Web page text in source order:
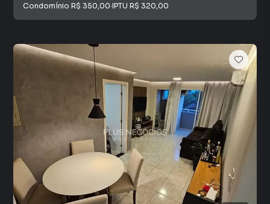
Condomínio R$ 350,00·IPTU R$ 320,00